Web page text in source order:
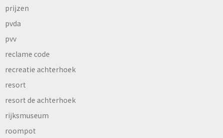
prijzen
pvda
pvv
reclame code
recreatie achterhoek
resort
resort de achterhoek
rijksmuseum
roompot